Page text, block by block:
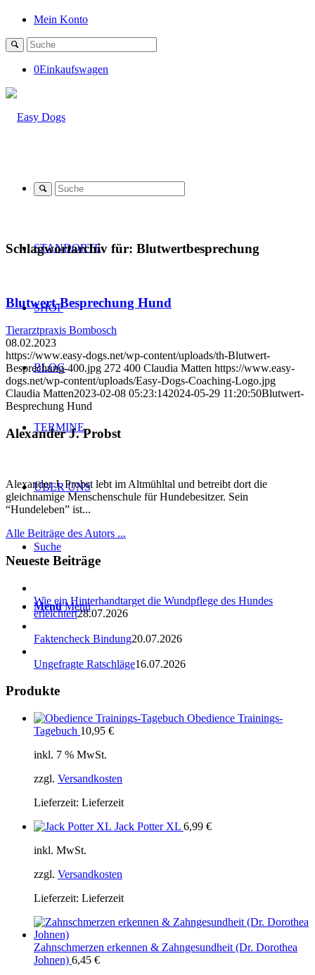
Mein Konto
0Einkaufswagen
STANDORTE
SHOP
BLOG
TERMINE
ÜBER UNS
Suche
Menü Menü
Schlagwortarchiv für: Blutwertbesprechung
Blutwert-Besprechung Hund
Tierarztpraxis Bombosch
08.02.2023
https://www.easy-dogs.net/wp-content/uploads/th-Blutwert-
Besprechung-400.jpg 272 400 Claudia Matten https://www.easy-
dogs.net/wp-content/uploads/Easy-Dogs-Coaching-Logo.jpg
Claudia Matten2023-02-08 05:23:142024-05-29 11:20:50Blutwert-
Besprechung Hund
Alexander J. Probst
Alexander J. Probst lebt im Altmühltal und betreibt dort die
gleichnamige Menschenschule für Hundebesitzer. Sein
“Hundeleben” ist...
Alle Beiträge des Autors ...
Neueste Beiträge
Wie ein Hinterhandtarget die Wundpflege des Hundes
erleichtert28.07.2026
Faktencheck Bindung20.07.2026
Ungefragte Ratschläge16.07.2026
Produkte
Obedience Trainings-
Tagebuch 10,95 €
inkl. 7 % MwSt.
zzgl. Versandkosten
Lieferzeit: Lieferzeit
Jack Potter XL 6,99 €
inkl. MwSt.
zzgl. Versandkosten
Lieferzeit: Lieferzeit
Zahnschmerzen erkennen & Zahngesundheit (Dr. Dorothea
Johnen) 6,45 €